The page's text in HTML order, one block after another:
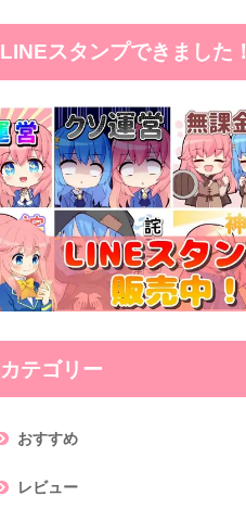
LINEスタンプできました！
カテゴリー
おすすめ
レビュー